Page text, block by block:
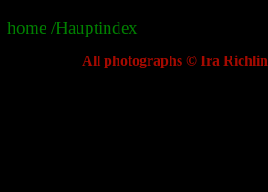
home /Hauptindex
All photographs © Ira